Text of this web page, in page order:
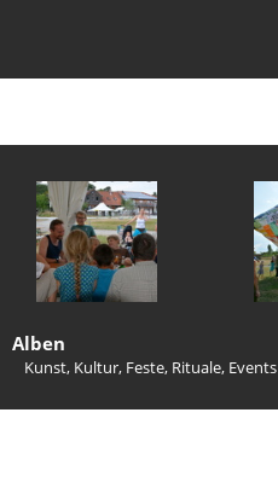
Alben
Kunst, Kultur, Feste, Rituale, Events